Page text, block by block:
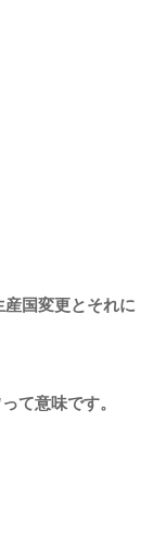
国変更とそれに
て意味です。